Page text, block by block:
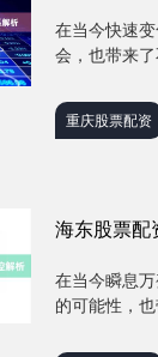
在当今快速
会，也带来
重庆股票配资
海东股票配
在当今瞬息
的可能性，